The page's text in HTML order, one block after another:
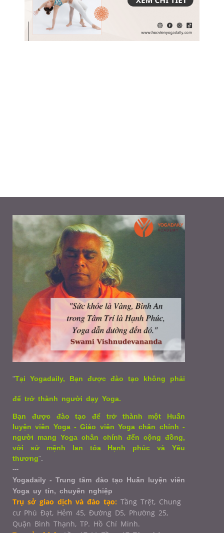
"Tại Yogadaily, Bạn được đào tạo không phải
để trở thành người dạy Yoga.
Bạn được đào tạo để trở thành một Huấn
luyện viên Yoga - Giáo viên Yoga chân chính -
người mang Yoga chân chính đến cộng đồng,
với sứ mệnh lan tỏa Hạnh phúc và Yêu
thương".
---
Yogadaily - Trung tâm đào tạo Huấn luyện viên
Yoga uy tín, chuyên nghiệp
Trụ sở giao dịch và đào tạo: Tầng Trệt, Chung
cư Phú Đạt, Hẻm 45, Đường D5, Phường 25,
Quận Bình Thạnh, TP. Hồ Chí Minh.